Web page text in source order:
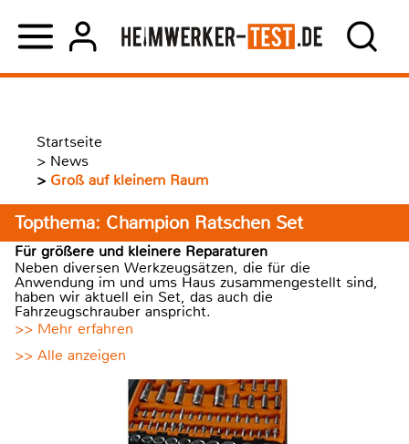
Startseite
> News
> Groß auf kleinem Raum
Topthema: Champion Ratschen Set
Für größere und kleinere Reparaturen
Neben diversen Werkzeugsätzen, die für die
Anwendung im und ums Haus zusammengestellt sind,
haben wir aktuell ein Set, das auch die
Fahrzeugschrauber anspricht.
>> Mehr erfahren
>> Alle anzeigen